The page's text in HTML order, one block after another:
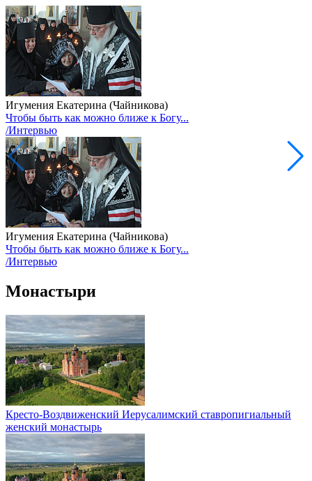
Игумения Екатерина (Чайникова)
Чтобы быть как можно ближе к Богу...
/Интервью
Игумения Екатерина (Чайникова)
Чтобы быть как можно ближе к Богу...
/Интервью
Монастыри
Кресто-Воздвиженский Иерусалимский ставропигиальный
женский монастырь